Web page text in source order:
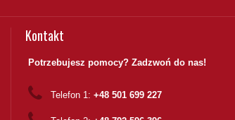
Kontakt
Potrzebujesz pomocy? Zadzwoń do nas!
Telefon 1: +48 501 699 227